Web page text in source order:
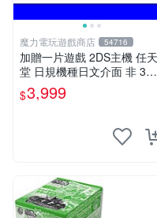
魔力電玩遊戲商店 54716
加贈一片遊戲 2DS主機 任天
堂 日規機種日文介面 非 3DS
3DSLL 【板橋魔力】
$3,999